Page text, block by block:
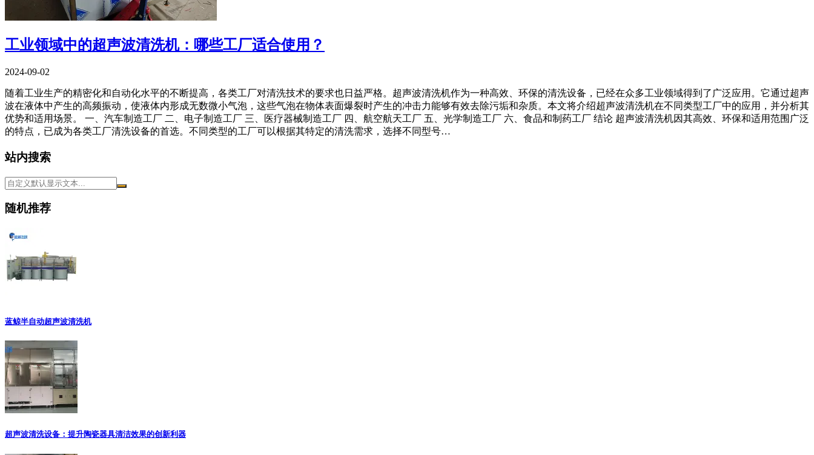
工业领域中的超声波清洗机：哪些工厂适合使用？
2024-09-02
随着工业生产的精密化和自动化水平的不断提高，各类工厂对清洗技术的要求也日益严格。超声波清洗机作为一种高效、环保的清洗设备，已经在众多工业领域得到了广泛应用。它通过超声
波在液体中产生的高频振动，使液体内形成无数微小气泡，这些气泡在物体表面爆裂时产生的冲击力能够有效去除污垢和杂质。本文将介绍超声波清洗机在不同类型工厂中的应用，并分析其
优势和适用场景。 一、汽车制造工厂 二、电子制造工厂 三、医疗器械制造工厂 四、航空航天工厂 五、光学制造工厂 六、食品和制药工厂 结论 超声波清洗机因其高效、环保和适用范围广泛
的特点，已成为各类工厂清洗设备的首选。不同类型的工厂可以根据其特定的清洗需求，选择不同型号…
站内搜索
随机推荐
蓝鲸半自动超声波清洗机
超声波清洗设备：提升陶瓷器具清洁效果的创新利器